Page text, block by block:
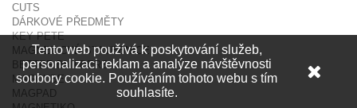
CUTS
DÁRKOVÉ PŘEDMĚTY
KEY PETE
MAGNETICKÉ STAVEBNICE
BETTER BUILDERS
MAGCUBE
MAGPAD
Tento web používá k poskytování služeb,
personalizaci reklam a analýze návštěvnosti
soubory cookie. Používáním tohoto webu s tím
souhlasíte.